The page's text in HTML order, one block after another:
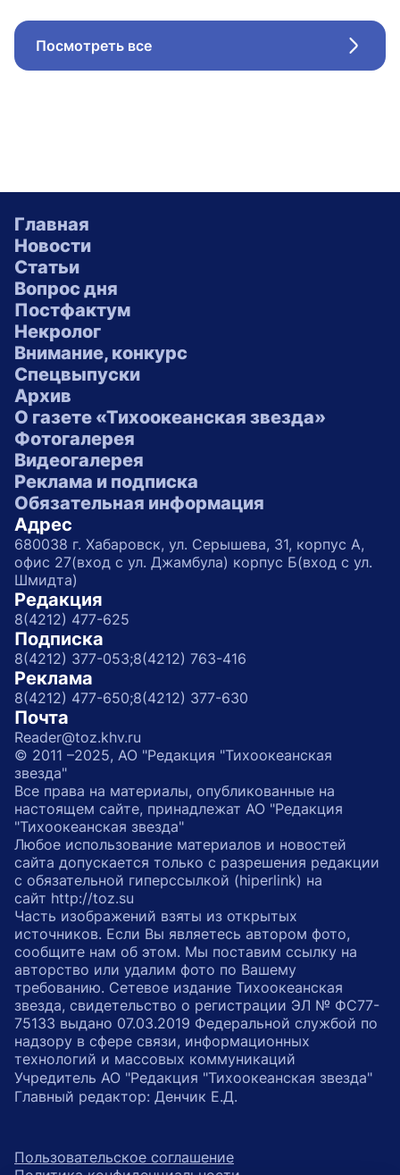
Посмотреть все
Главная
Новости
Статьи
Вопрос дня
Постфактум
Некролог
Внимание, конкурс
Спецвыпуски
Архив
О газете «Тихоокеанская звезда»
Фотогалерея
Видеогалерея
Реклама и подписка
Обязательная информация
Адрес
680038 г. Хабаровск, ул. Серышева, 31, корпус А,
офис 27(вход с ул. Джамбула) корпус Б(вход с ул.
Шмидта)
Редакция
8(4212) 477-625
Подписка
8(4212) 377-053;8(4212) 763-416
Реклама
8(4212) 477-650;8(4212) 377-630
Почта
Reader@toz.khv.ru
© 2011 –2025, АО "Редакция "Тихоокеанская
звезда"
Все права на материалы, опубликованные на
настоящем сайте, принадлежат АО "Редакция
"Тихоокеанская звезда"
Любое использование материалов и новостей
сайта допускается только с разрешения редакции
с обязательной гиперссылкой (hiperlink) на
сайт http://toz.su
Часть изображений взяты из открытых
источников. Если Вы являетесь автором фото,
сообщите нам об этом. Мы поставим ссылку на
авторство или удалим фото по Вашему
требованию. Сетевое издание Тихоокеанская
звезда, свидетельство о регистрации ЭЛ № ФС77-
75133 выдано 07.03.2019 Федеральной службой по
надзору в сфере связи, информационных
технологий и массовых коммуникаций
Учредитель АО "Редакция "Тихоокеанская звезда"
Главный редактор: Денчик Е.Д.
Пользовательское соглашение